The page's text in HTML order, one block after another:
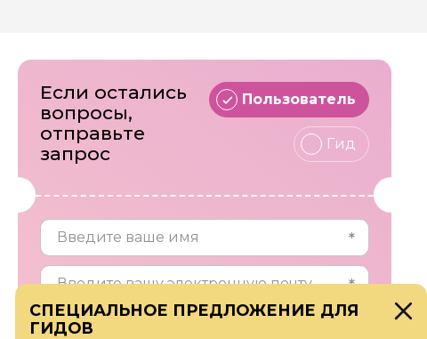
Если остались
вопросы,
отправьте
запрос
Пользователь
Гид
СПЕЦИАЛЬНОЕ ПРЕДЛОЖЕНИЕ ДЛЯ
ГИДОВ